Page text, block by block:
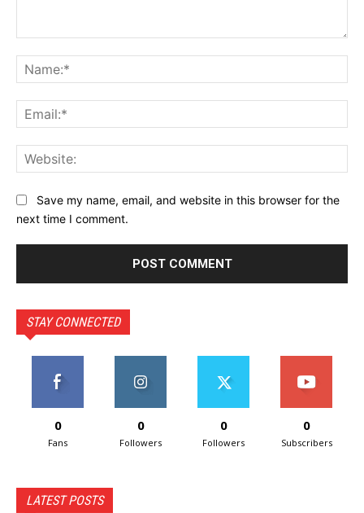
Save my name, email, and website in this browser for the
next time I comment.
STAY CONNECTED
0
Fans
0
Followers
0
Followers
0
Subscribers
LATEST POSTS